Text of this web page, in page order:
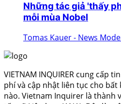
Những tác giả 'thấy
mỗi mùa Nobel
Tomas Kauer - News
VIETNAM INQUIRER cung cấp
phí và cập nhật liên tục cho
nào. Vietnam Inquirer là thành